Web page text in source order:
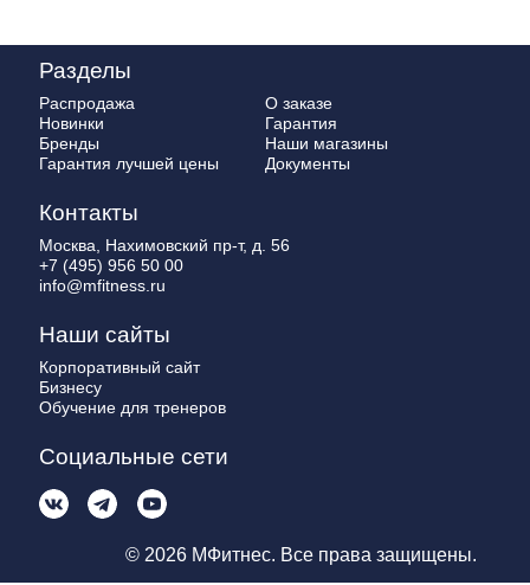
Разделы
Распродажа
Новинки
Бренды
Гарантия лучшей цены
О заказе
Гарантия
Наши магазины
Документы
Контакты
Москва, Нахимовский пр-т, д. 56
+7 (495) 956 50 00
info@mfitness.ru
Наши сайты
Корпоративный сайт
Бизнесу
Обучение для тренеров
Социальные сети
© 2026 МФитнес. Все права защищены.